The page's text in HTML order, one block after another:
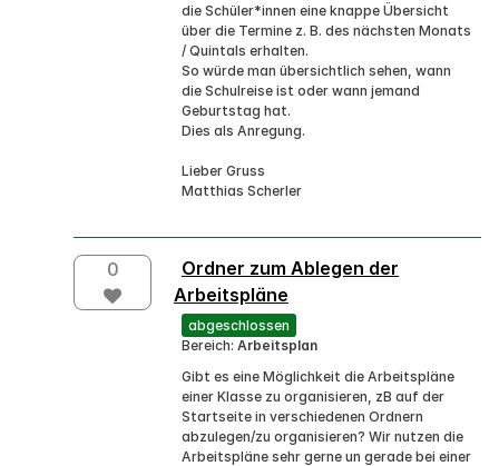
die Schüler*innen eine knappe Übersicht
über die Termine z. B. des nächsten Monats
/ Quintals erhalten.
So würde man übersichtlich sehen, wann
die Schulreise ist oder wann jemand
Geburtstag hat.
Dies als Anregung.
Lieber Gruss
Matthias Scherler
0
Ordner zum Ablegen der
Arbeitspläne
abgeschlossen
Bereich: Arbeitsplan
Gibt es eine Möglichkeit die Arbeitspläne
einer Klasse zu organisieren, zB auf der
Startseite in verschiedenen Ordnern
abzulegen/zu organisieren? Wir nutzen die
Arbeitspläne sehr gerne un gerade bei einer